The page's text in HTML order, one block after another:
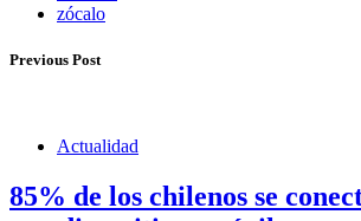
zócalo
Previous Post
Actualidad
85% de los chilenos se